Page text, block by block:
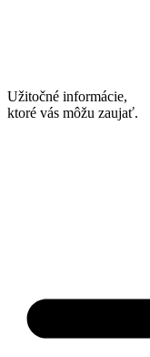
Užitočné informácie,
ktoré vás môžu zaujať.